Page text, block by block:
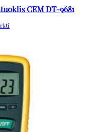
CEM DT-9681